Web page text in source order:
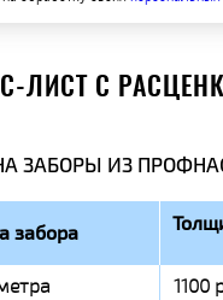
ЛИСТ С
ЗАБОРЫ ИЗ
забора
1100